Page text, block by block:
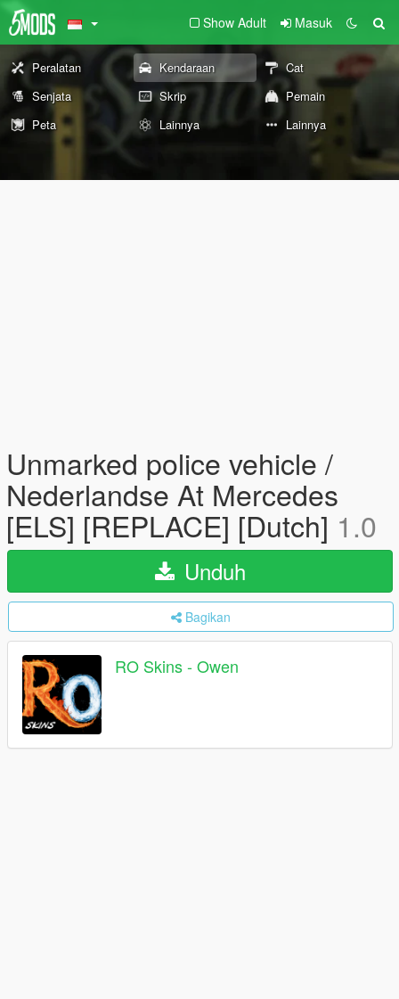
Show Adult Masuk
Peralatan Kendaraan
Cat
Senjata
Skrip
Pemain
Peta
Lainnya Lainnya
Unmarked police vehicle /
Nederlandse At Mercedes
[ELS] [REPLACE] [Dutch] 1.0
Unduh
Bagikan
RO Skins - Owen